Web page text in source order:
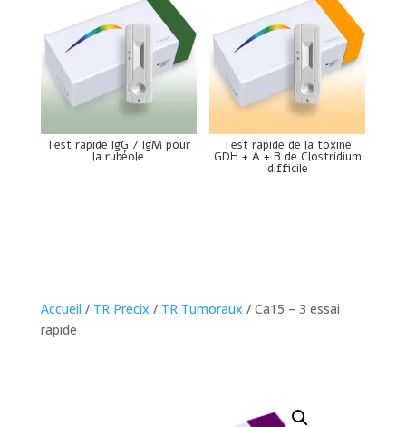
Test rapide IgG / IgM pour
la rubéole
Test rapide de la toxine
GDH + A + B de Clostridium
difficile
Accueil / TR Precix / TR Tumoraux / Ca15 – 3 essai
rapide